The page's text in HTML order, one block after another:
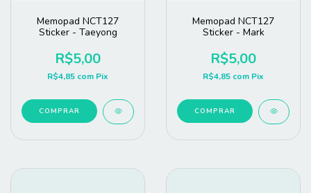
Memopad NCT127
Sticker - Taeyong
R$5,00
R$4,85 com Pix
COMPRAR
Memopad NCT127
Sticker - Mark
R$5,00
R$4,85 com Pix
COMPRAR